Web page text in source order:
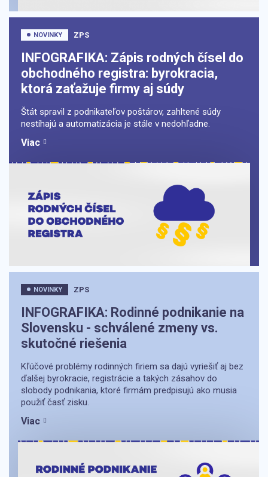
NOVINKY ZPS
INFOGRAFIKA: Zápis rodných čísel do
obchodného registra: byrokracia,
ktorá zaťažuje firmy aj súdy
Štát spravil z podnikateľov poštárov, zahltené súdy
nestíhajú a automatizácia je stále v nedohľadne.
Viac
NOVINKY ZPS
INFOGRAFIKA: Rodinné podnikanie na
Slovensku - schválené zmeny vs.
skutočné riešenia
Kľúčové problémy rodinných firiem sa dajú vyriešiť aj bez
ďalšej byrokracie, registrácie a takých zásahov do
slobody podnikania, ktoré firmám predpisujú ako musia
použiť časť zisku.
Viac